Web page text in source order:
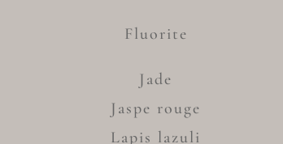
Fluorite
Jade
Jaspe rouge
Lapis lazuli